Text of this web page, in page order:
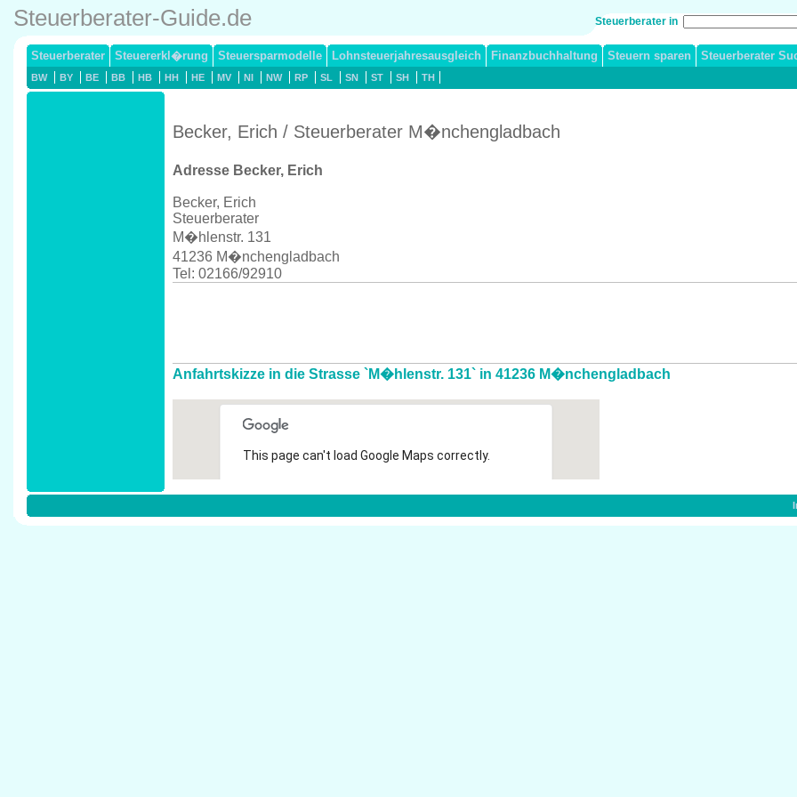
Steuerberater-Guide.de Steuerberater in
Steuerberater Steuererkl�rung Steuersparmodelle Lohnsteuerjahresausgleich Finanzbuchhaltung Steuern sparen Steuerberater
BW BY BE BB HB HH HE MV NI NW RP SL SN ST SH TH
Becker, Erich / Steuerberater M�nchengladbach
Adresse Becker, Erich
Becker, Erich
Steuerberater
M�hlenstr. 131
41236 M�nchengladbach
Tel: 02166/92910
Anfahrtskizze in die Strasse `M�hlenstr. 131` in 41236 M�nchengladbach
This page can't load Google Maps correctly.
Do you own this website? OK